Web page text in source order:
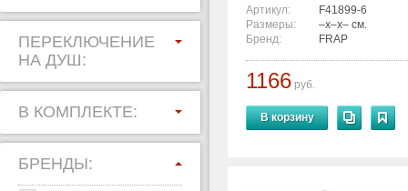
ПЕРЕКЛЮЧЕНИЕ
НА ДУШ:
В КОМПЛЕКТЕ:
БРЕНДЫ:
Артикул:
F41899-6
Размеры:
–x–x– см.
Бренд:
FRAP
1166 руб.
В корзину